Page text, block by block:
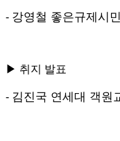
- 강영철 좋은규제시
▶ 취지 발표
- 김진국 연세대 객원